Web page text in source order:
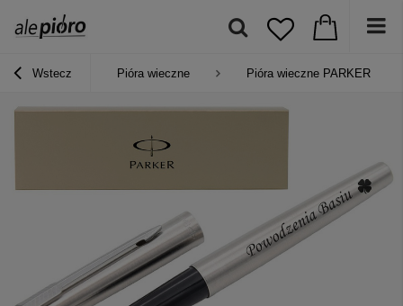
Wstecz Pióra wieczne Pióra wieczne PARKER